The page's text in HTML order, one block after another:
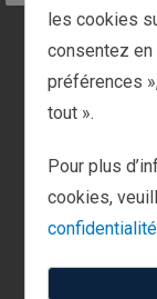
À
Vous êtes
client.
Je suis
les cookies
consentez en
préférences
tout ».
Pour plus
cookies,